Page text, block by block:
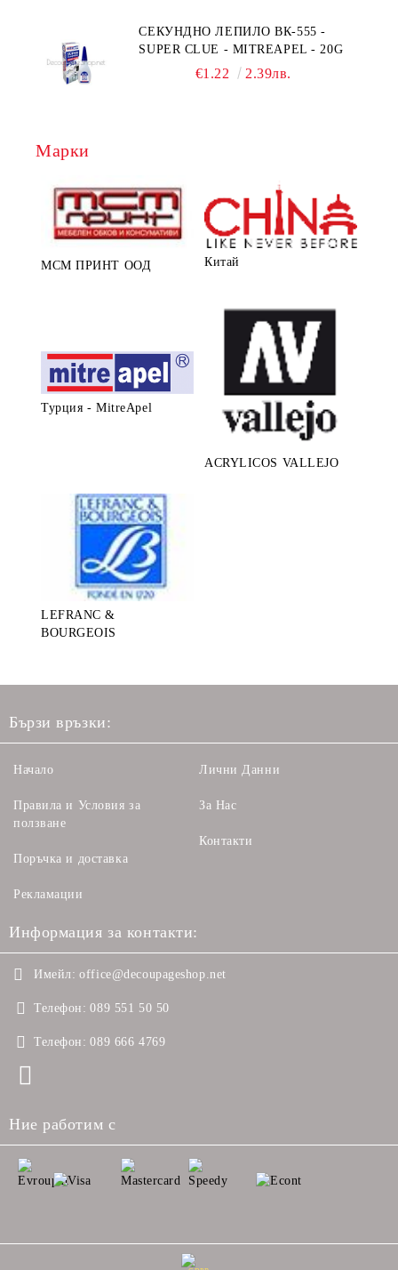
СЕКУНДНО ЛЕПИЛО ВК-555 -
SUPER CLUE - MITREAPEL - 20G
€1.22 2.39лв.
Марки
МСМ ПРИНТ ООД Китай
Турция - MitreApel
ACRYLICOS VALLEJO
LEFRANC &
BOURGEOIS
Бързи връзки:
Начало
Правила и Условия за
ползване
Поръчка и доставка
Рекламации
Лични Данни
За Нас
Контакти
Информация за контакти:
Имейл: office@decoupageshop.net
Телефон: 089 551 50 50
Телефон: 089 666 4769
Ние работим с